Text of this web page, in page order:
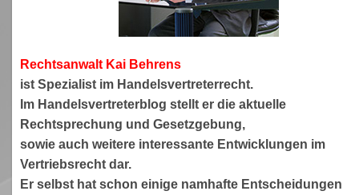
Rechtsanwalt Kai Behrens
ist Spezialist im Handelsvertreterrecht.
Im Handelsvertreterblog stellt er die aktuelle
Rechtsprechung und Gesetzgebung,
sowie auch weitere interessante Entwicklungen im
Vertriebsrecht dar.
Er selbst hat schon einige namhafte Entscheidungen